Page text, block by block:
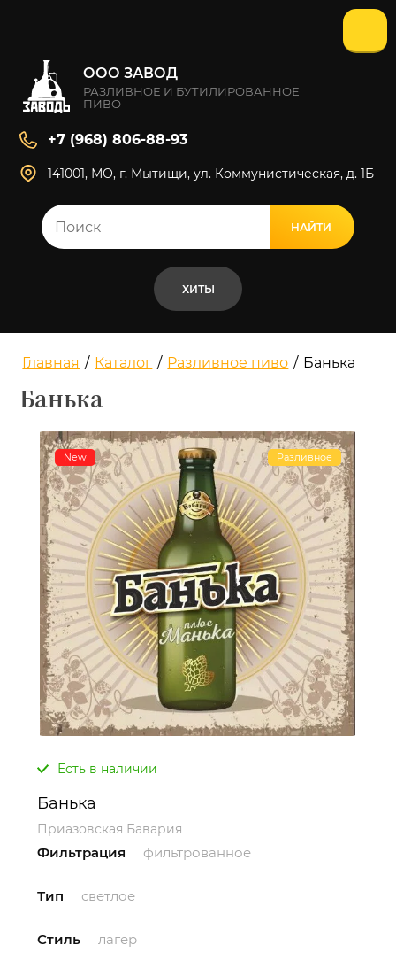
ООО ЗАВОД
РАЗЛИВНОЕ И БУТИЛИРОВАННОЕ
ПИВО
+7 (968) 806-88-93
141001, МО, г. Мытищи, ул. Коммунистическая, д. 1Б
НАЙТИ
ВСЕ РЕЗУЛЬТАТЫ
ХИТЫ
Главная / Каталог / Разливное пиво / Банька
Банька
New Разливное
Есть в наличии
Банька
Приазовская Бавария
Фильтрация фильтрованное
Тип светлое
Стиль лагер